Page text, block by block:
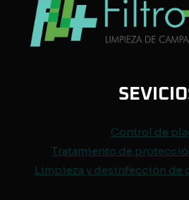
Control de
Tratamiento de
Limpieza y desinfección de